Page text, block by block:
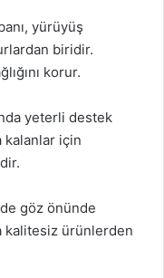
yürüyüş
biridir.
korur.
yeterli destek
kalanlar için
göz önünde
kalitesiz ürünlerden